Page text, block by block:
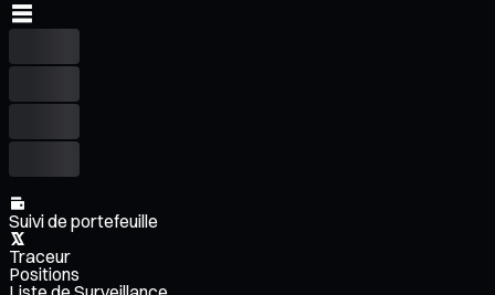
Suivi de portefeuille
Traceur
Positions